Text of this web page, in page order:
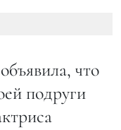
что
подруги